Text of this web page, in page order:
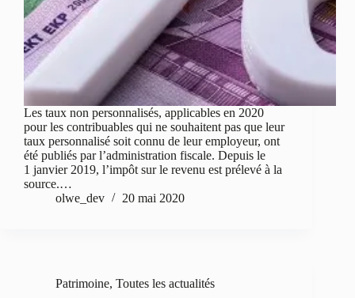
Les taux non personnalisés, applicables en 2020
pour les contribuables qui ne souhaitent pas que leur
taux personnalisé soit connu de leur employeur, ont
été publiés par l’administration fiscale. Depuis le
1 janvier 2019, l’impôt sur le revenu est prélevé à la
source.…
olwe_dev
20 mai 2020
Patrimoine, Toutes les actualités